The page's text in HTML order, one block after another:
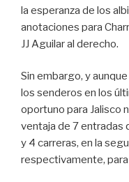
la esperanza de los
anotaciones para
JJ Aguilar al derecho.
Sin embargo, y
los senderos en los
oportuno para Jalisco
ventaja de 7 entradas
y 4 carreras, en la
respectivamente,